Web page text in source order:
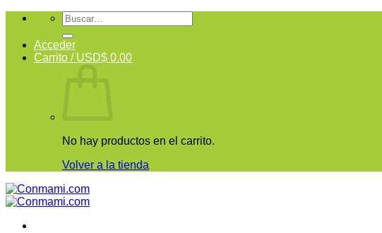
Acceder
Carrito / USD$ 0.00
No hay productos en el carrito.
Volver a la tienda